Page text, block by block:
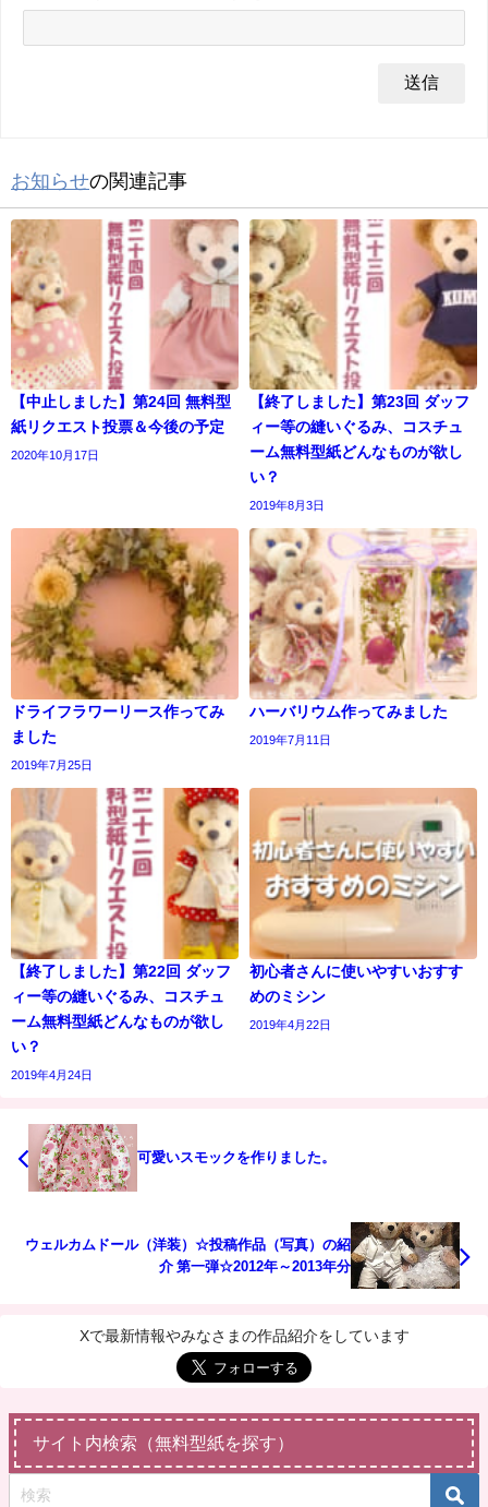
お知らせの関連記事
【中止しました】第24回 無料型
紙リクエスト投票＆今後の予定
2020年10月17日
【終了しました】第23回 ダッフ
ィー等の縫いぐるみ、コスチュ
ーム無料型紙どんなものが欲し
い？
2019年8月3日
ドライフラワーリース作ってみ
ました
2019年7月25日
ハーバリウム作ってみました
2019年7月11日
【終了しました】第22回 ダッフ
ィー等の縫いぐるみ、コスチュ
ーム無料型紙どんなものが欲し
い？
2019年4月24日
初心者さんに使いやすいおすす
めのミシン
2019年4月22日
可愛いスモックを作りました。
ウェルカムドール（洋装）☆投稿作品（写真）の紹
介 第一弾☆2012年～2013年分
Xで最新情報やみなさまの作品紹介をしています
サイト内検索（無料型紙を探す）